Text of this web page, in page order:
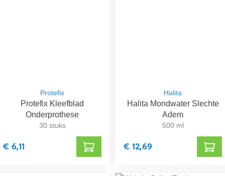
Protefix
Protefix Kleefblad
Onderprothese
30 stuks
€ 6,11
Halita
Halita Mondwater Slechte
Adem
500 ml
€ 12,69